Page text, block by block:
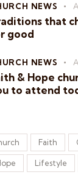
NEWS
that
good
NEWS
& Hope
to attend
Faith
Lifestyle